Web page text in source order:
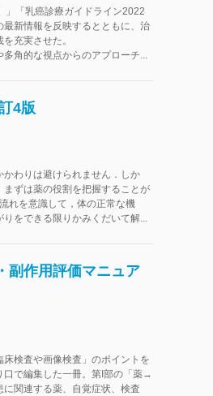
」「乳癌診療ガイドライン2022
新情報を反映するとともに、治
充実させた。
角的な視点からのアプローチ...
4版
かわりは避けられません．しか
まずは薬の役割を把握することが
れを意識して，体の正常な機
をできる限りかみくだいて解...
作用評価マニュア
床検査や画像検査」のポイントを
口で編集した一冊。第I部の「薬→
関連する薬、自覚症状、検査